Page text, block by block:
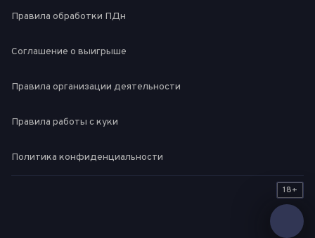
Правила обработки ПДн
Соглашение о выигрыше
Правила организации деятельности
Правила работы с куки
Политика конфиденциальности
18+